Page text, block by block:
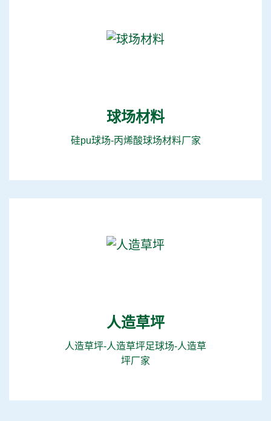
球场材料
硅pu球场-丙烯酸球场材料厂家
人造草坪
人造草坪-人造草坪足球场-人造草
坪厂家